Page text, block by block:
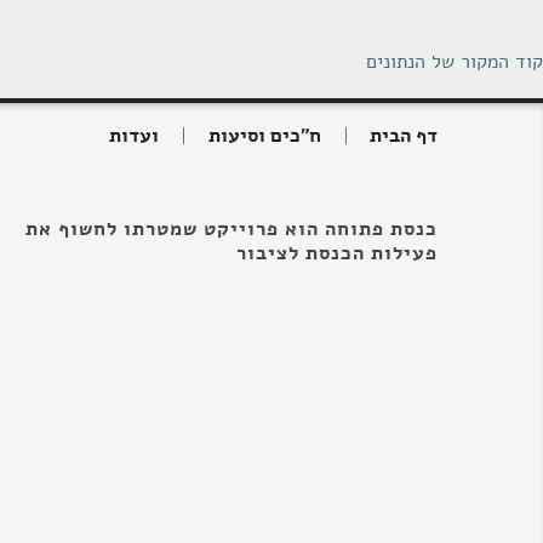
קוד המקור של הנתונים
דף הבית ח"כים וסיעות ועדות
כנסת פתוחה הוא פרוייקט שמטרתו לחשוף את
פעילות הכנסת לציבור